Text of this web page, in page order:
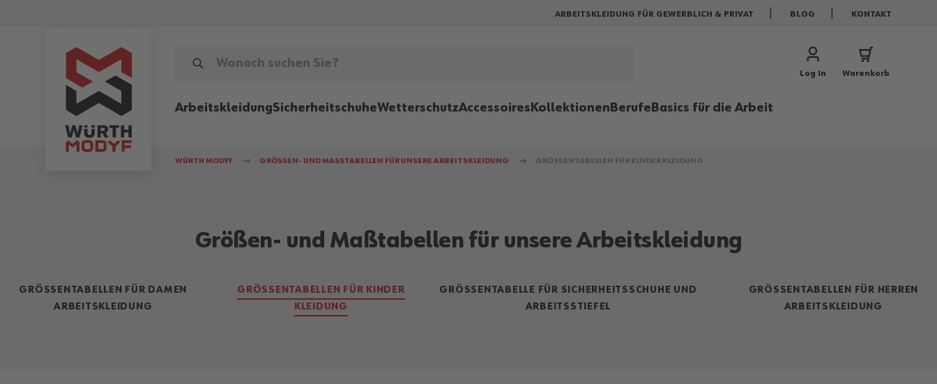
ARBEITSKLEIDUNG FÜR GEWERBLICH & PRIVAT BLOG KONTAKT
Log In Warenkorb
ArbeitskleidungSicherheitschuheWetterschutzAccessoires Kollektionen Berufe Basics für die Arbeit
WÜRTH MODYF GRÖSSEN- UND MASSTABELLEN FÜR UNSERE ARBEITSKLEIDUNG GRÖSSENTABELLEN FÜR KINDER KLEIDUNG
Größen- und Maßtabellen für unsere Arbeitskleidung
GRÖSSENTABELLEN FÜR DAMEN A
RBEITSKLEIDUNG
GRÖSSENTABELLEN FÜR KINDER K
LEIDUNG
GRÖSSENTABELLE FÜR SICHERHEITSSCHUHE UND A
RBEITSSTIEFEL
GRÖSSENTABELLEN FÜR HERREN A
RBEITSKLEIDUNG